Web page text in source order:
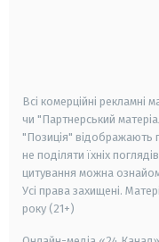
Всі комерційні рекламні
чи "Партнерський
"Позиція" відображають
не поділяти їхніх
цитування можна
Усі права захищені.
року (21+)